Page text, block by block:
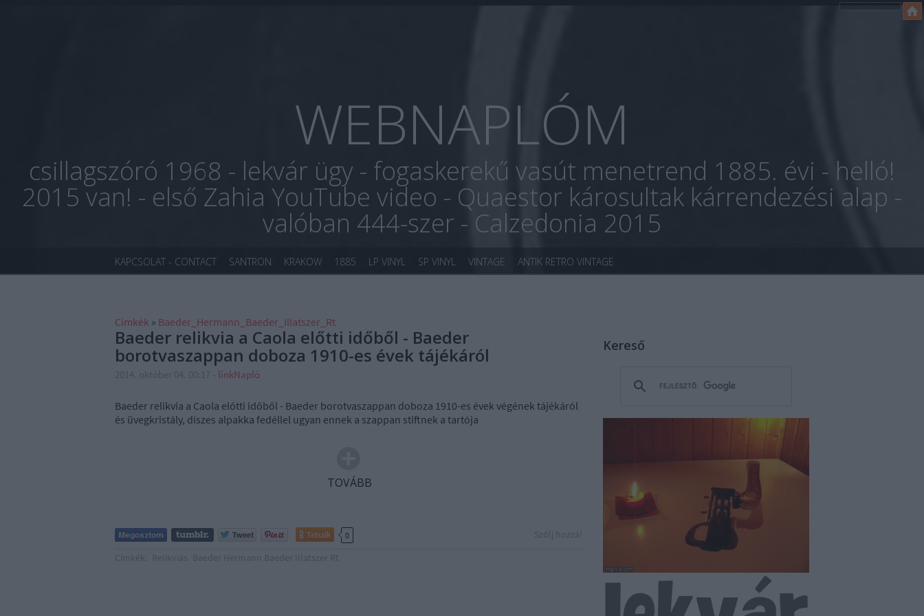
WEBNAPLÓM
csillagszóró 1968 - lekvár ügy - fogaskerekű vasút menetrend 1885. évi - helló!
2015 van! - első Zahia YouTube video - Quaestor károsultak kárrendezési alap -
valóban 444-szer - Calzedonia 2015
KAPCSOLAT - CONTACT SANTRON KRAKOW 1885 LP VINYL SP VINYL VINTAGE ANTIK RETRO VINTAGE
Címkék » Baeder_Hermann_Baeder_Illatszer_Rt
Baeder relikvia a Caola előtti időből - Baeder
borotvaszappan doboza 1910-es évek tájékáról
linkNapló
Baeder relikvia a Caola előtti időből - Baeder borotvaszappan doboza 1910-es évek végének tájékáról
és üvegkristály, díszes alpakka fedéllel ugyan ennek a szappan stiftnek a tartója
TOVÁBB
Tetszik 0
Kereső